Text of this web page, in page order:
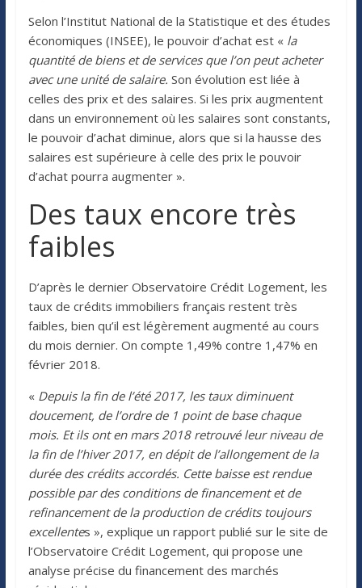
Selon l’Institut National de la Statistique et des études
économiques (INSEE), le pouvoir d’achat est « la
quantité de biens et de services que l’on peut acheter
avec une unité de salaire. Son évolution est liée à
celles des prix et des salaires. Si les prix augmentent
dans un environnement où les salaires sont constants,
le pouvoir d’achat diminue, alors que si la hausse des
salaires est supérieure à celle des prix le pouvoir
d’achat pourra augmenter ».
Des taux encore très
faibles
D’après le dernier Observatoire Crédit Logement, les
taux de crédits immobiliers français restent très
faibles, bien qu’il est légèrement augmenté au cours
du mois dernier. On compte 1,49% contre 1,47% en
février 2018.
« Depuis la fin de l’été 2017, les taux diminuent
doucement, de l’ordre de 1 point de base chaque
mois. Et ils ont en mars 2018 retrouvé leur niveau de
la fin de l’hiver 2017, en dépit de l’allongement de la
durée des crédits accordés. Cette baisse est rendue
possible par des conditions de financement et de
refinancement de la production de crédits toujours
excellentes », explique un rapport publié sur le site de
l’Observatoire Crédit Logement, qui propose une
analyse précise du financement des marchés